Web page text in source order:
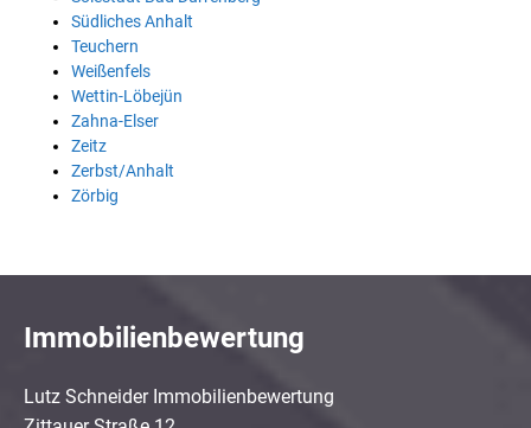
Südliches Anhalt
Teuchern
Weißenfels
Wettin-Löbejün
Zahna-Elser
Zeitz
Zerbst/Anhalt
Zörbig
Immobilienbewertung
Lutz Schneider Immobilienbewertung